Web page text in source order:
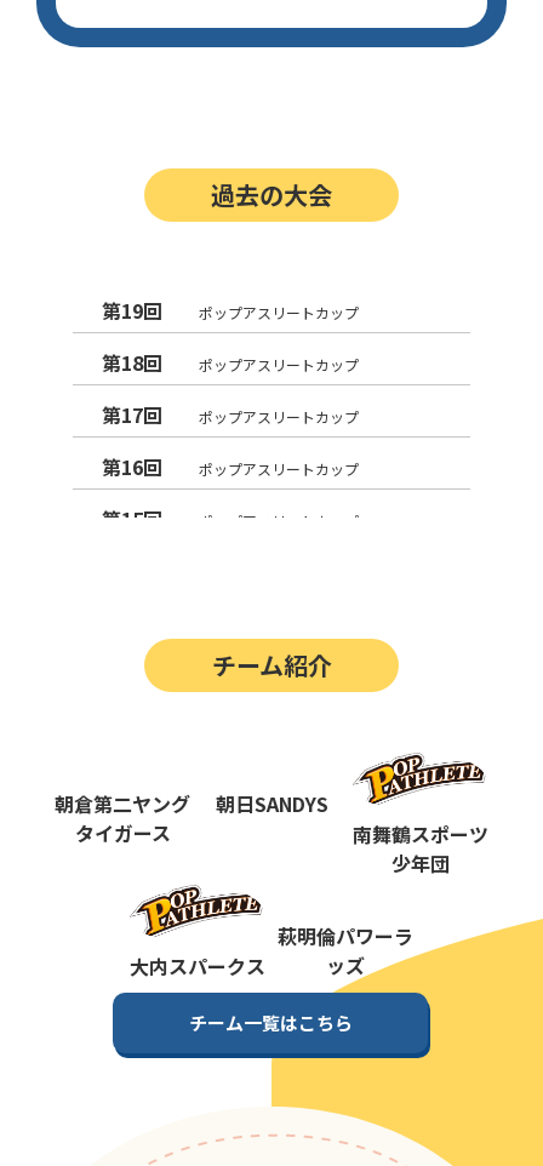
過去の大会
第19回 ポップアスリートカップ
第18回 ポップアスリートカップ
第17回 ポップアスリートカップ
第16回 ポップアスリートカップ
第15回 ポップアスリートカップ
第12回 決勝戦の動画はこちらから
ポップアスリートカップ
第10回 ポップアスリートカップ
ポップアスリートカップ
第8回 ポップアスリートカップ
第7回 ポップアスリートカップ
第6回
ポップアスリートカップ
チーム紹介
朝倉第二ヤング
タイガース
朝日SANDYS
南舞鶴スポーツ
少年団
大内スパークス
萩明倫パワーラ
ッズ
チーム一覧はこちら